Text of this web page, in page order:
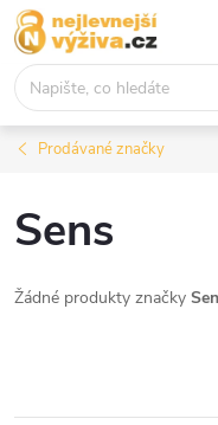
Přejít
na
obsah
Prodávané značky
Sens
Žádné produkty značky